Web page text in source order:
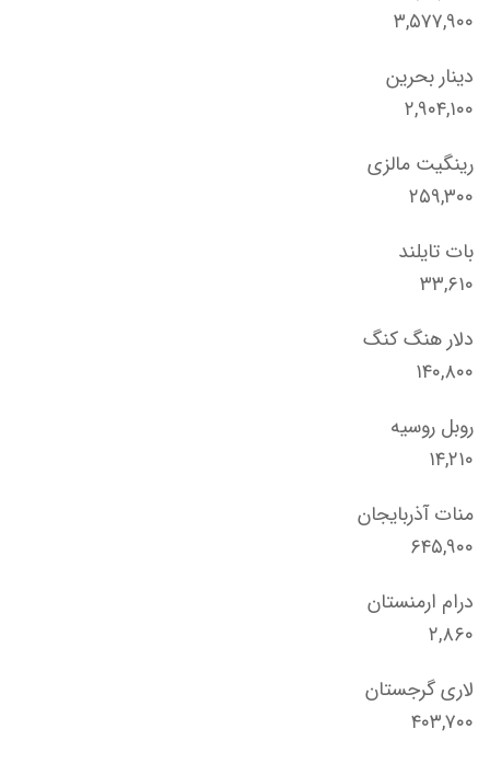
۳,۵۷۷,۹۰۰
دینار بحرین
۲,۹۰۴,۱۰۰
رینگیت مالزی
۲۵۹,۳۰۰
بات تایلند
۳۳,۶۱۰
دلار هنگ کنگ
۱۴۰,۸۰۰
روبل روسیه
۱۴,۲۱۰
منات آذربایجان
۶۴۵,۹۰۰
درام ارمنستان
۲,۸۶۰
لاری گرجستان
۴۰۳,۷۰۰